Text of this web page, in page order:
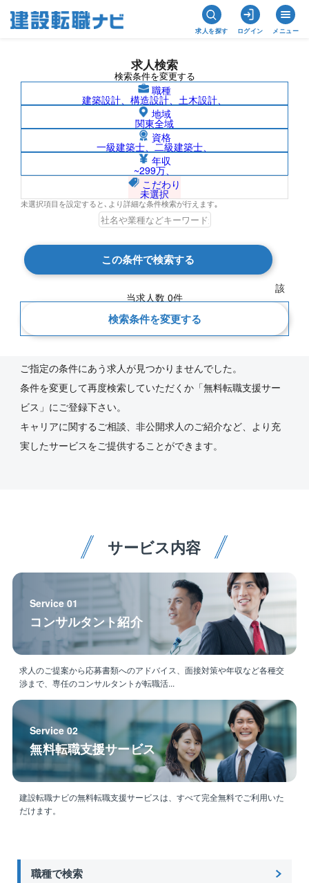
求人を探す ログイン メニュー
求人検索
検索条件を変更する
職種
建築設計、構造設計、土木設計、
地域
関東全域
資格
一級建築士、二級建築士、
年収
~299万、
こだわり
未選択
未選択項目を設定すると､より詳細な条件検索が行えます｡
この条件で検索する
該
当求人数 0件
検索条件を変更する
その他専門職（住宅・不動産）/山形県の
求人検索結果一覧
新着順
ご指定の条件にあう求人が見つかりませんでした。
条件を変更して再度検索していただくか「無料転職支援サー
ビス」にご登録下さい。
キャリアに関するご相談、非公開求人のご紹介など、より充
実したサービスをご提供することができます。
サービス内容
Service 01
コンサルタント紹介
求人のご提案から応募書類へのアドバイス、面接対策や年収など各種交
渉まで、専任のコンサルタントが転職活...
Service 02
無料転職支援サービス
建設転職ナビの無料転職支援サービスは、すべて完全無料でご利用いた
だけます。
職種で検索